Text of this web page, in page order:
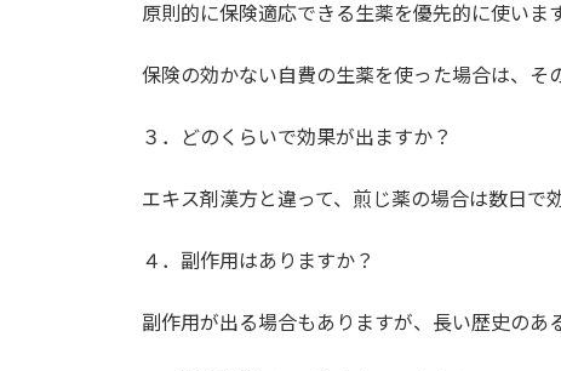
原則的に保険適応できる生薬を優先的に使いま
保険の効かない自費の生薬を使った場合は、そ
３．どのくらいで効果が出ますか？
エキス剤漢方と違って、煎じ薬の場合は数日で
４．副作用はありますか？
副作用が出る場合もありますが、長い歴史のあ